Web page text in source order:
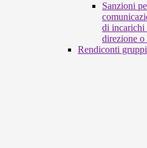
Sanzioni
di incarichi
direzione
Rendiconti